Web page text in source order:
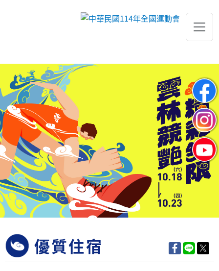
跳到主要內容
優質住宿